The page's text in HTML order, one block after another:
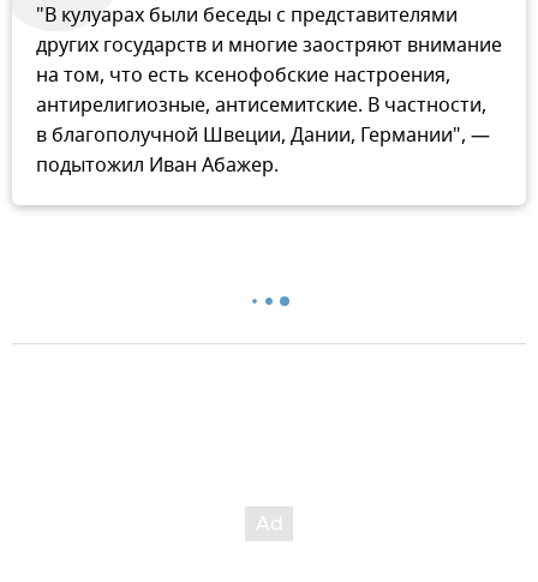
"В кулуарах были беседы с представителями
других государств и многие заостряют внимание
на том, что есть ксенофобские настроения,
антирелигиозные, антисемитские. В частности,
в благополучной Швеции, Дании, Германии", —
подытожил Иван Абажер.